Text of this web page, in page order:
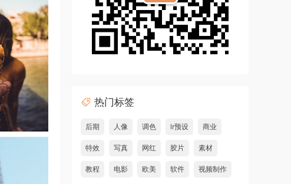
热门标签
后期 人像 调色 lr预设 商业
特效 写真 网红 胶片 素材
教程 电影 欧美 软件 视频制作